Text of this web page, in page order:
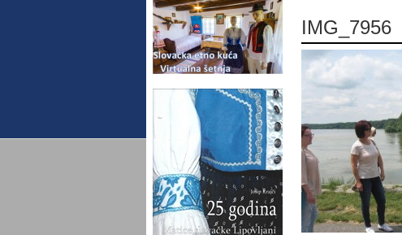
IMG_7956